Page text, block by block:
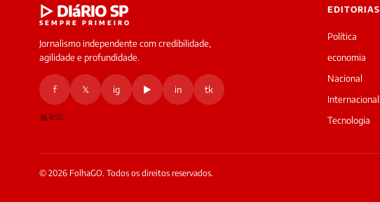
▷ DIáRIO SP
SEMPRE PRIMEIRO
Jornalismo independente com credibilidade,
agilidade e profundidade.
f 𝕏 ig ▶ in tk
RSS
EDITORIAS
Política
economia
Nacional
Internacional
Tecnologia
© 2026 FolhaGO. Todos os direitos reservados.